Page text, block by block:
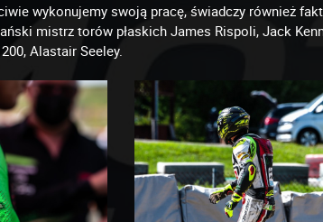
wykonujemy swoją pracę, świadczy również
mistrz torów płaskich James Rispoli, Jack
Alastair Seeley.